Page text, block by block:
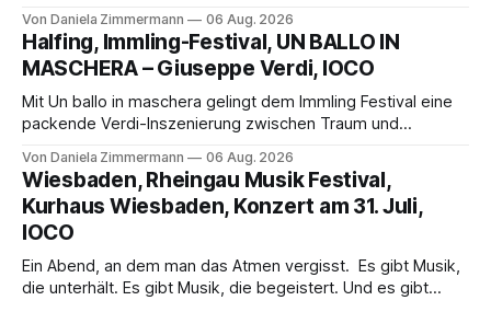
Aufführung mit starken Solisten und den Wiener
Philharmonikern, szenisch bleibt der zweite Akt jedoch
hinter den Erwartungen zurück.
Von Daniela Zimmermann 06 Aug. 2026
Halfing, Immling-Festival, UN BALLO IN
MASCHERA – Giuseppe Verdi, IOCO
Mit Un ballo in maschera gelingt dem Immling Festival eine
packende Verdi-Inszenierung zwischen Traum und
psychologische Tiefe mit starken Bildern, getragen von
einem spielfreudigen Ensemble und einer musikalisch
überzeugenden Gesamtleistung.
Von Daniela Zimmermann 06 Aug. 2026
Wiesbaden, Rheingau Musik Festival,
Kurhaus Wiesbaden, Konzert am 31. Juli,
IOCO
Ein Abend, an dem man das Atmen vergisst. Es gibt Musik,
die unterhält. Es gibt Musik, die begeistert. Und es gibt